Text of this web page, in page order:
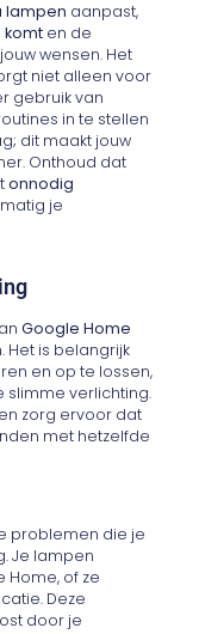
lampen aanpast,
komt en de
wensen. Het
niet alleen voor
gebruik van
in te stellen
dit maakt jouw
Onthoud dat
onnodig
je
Google Home
Het is belangrijk
en op te lossen,
slimme verlichting.
zorg ervoor dat
met hetzelfde
problemen die je
Je lampen
of ze
Deze
door je